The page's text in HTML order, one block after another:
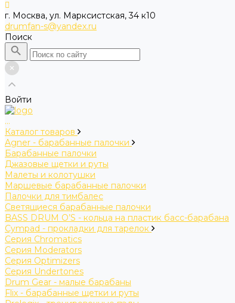
г. Москва, ул. Марксистская, 34 к10
drumfan-s@yandex.ru
Поиск
Войти
...
Каталог товаров
Agner - барабанные палочки
Барабанные палочки
Джазовые щетки и руты
Малеты и колотушки
Маршевые барабанные палочки
Палочки для тимбалес
Светящиеся барабанные палочки
BASS DRUM O’S - кольца на пластик басс-барабана
Cympad - прокладки для тарелок
Серия Chromatics
Серия Moderators
Серия Optimizers
Серия Undertones
Drum Gear - малые барабаны
Flix - барабанные щетки и руты